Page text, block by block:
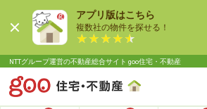
アプリ版はこちら
複数社の物件を探せる！
NTTグループ運営の不動産総合サイト goo住宅・不動産